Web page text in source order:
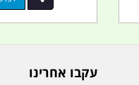
עקבו אחרינו